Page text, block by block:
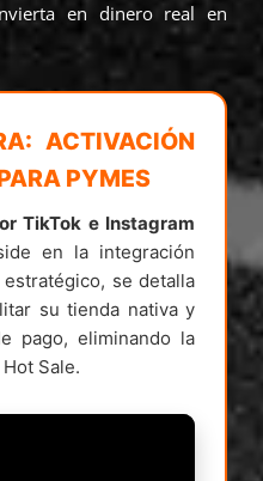
en dinero real en
ACTIVACIÓN
PYMES
TikTok e Instagram
en la integración
se detalla
su tienda nativa y
pago, eliminando la
Sale.